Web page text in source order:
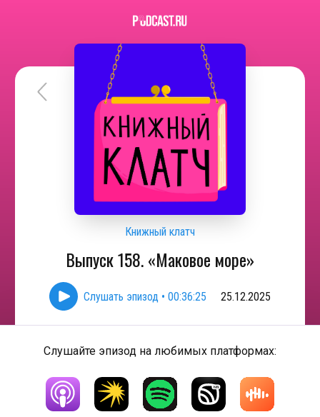
Книжный клатч
Выпуск 158. «Маковое море»
Слушать эпизод • 00:36:25 25.12.2025
Слушайте эпизод на любимых платформах: